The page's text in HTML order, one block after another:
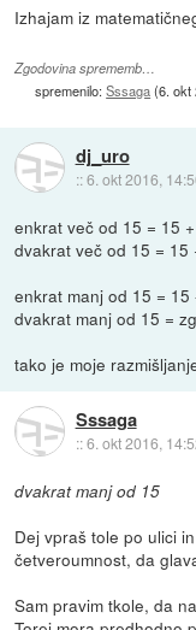
Izhajam iz
Zgodovina sprememb…
spremenilo:Sssaga(6. okt
dj_uro
::6. okt 2016,
enkrat več od 15 = 15
dvakrat več od 15 =
enkrat manj od 15 =
dvakrat manj od 15 =
tako je moje
Sssaga
::6. okt 2016,
dvakrat manj od 15
Dej vpraš tole po ulici
četveroumnost, da
Sam pravim tkole, da